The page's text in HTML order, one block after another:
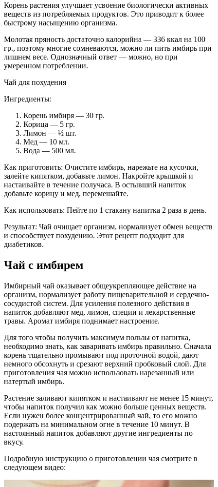
Корень растения улучшает усвоение биологически активных
веществ из потребляемых продуктов. Это приводит к более
быстрому насыщению организма.
Молотая пряность достаточно калорийна — 336 ккал на 100
гр., поэтому многие сомневаются, можно ли пить имбирь при
лишнем весе. Однозначный ответ — можно, но при
умеренном потреблении.
Чай для похудения
Ингредиенты:
Корень имбиря — 30 гр.
Корица — 5 гр.
Лимон — ½ шт.
Мед — 10 мл.
Вода — 500 мл.
Как приготовить: Очистите имбирь, нарежьте на кусочки,
залейте кипятком, добавьте лимон. Накройте крышкой и
настаивайте в течение получаса. В остывший напиток
добавьте корицу и мед, перемешайте.
Как использовать: Пейте по 1 стакану напитка 2 раза в день.
Результат: Чай очищает организм, нормализует обмен веществ
и способствует похудению. Этот рецепт подходит для
диабетиков.
Чай с имбирем
Имбирный чай оказывает общеукрепляющее действие на
организм, нормализует работу пищеварительной и сердечно-
сосудистой систем. Для усиления полезного действия в
напиток добавляют мед, лимон, специи и лекарственные
травы. Аромат имбиря поднимает настроение.
Для того чтобы получить максимум пользы от напитка,
необходимо знать, как заваривать имбирь правильно. Сначала
корень тщательно промывают под проточной водой, дают
немного обсохнуть и срезают верхний пробковый слой. Для
приготовления чая можно использовать нарезанный или
натертый имбирь.
Растение заливают кипятком и настаивают не менее 15 минут,
чтобы напиток получил как можно больше ценных веществ.
Если нужен более концентрированный чай, то его можно
подержать на минимальном огне в течение 10 минут. В
настоянный напиток добавляют другие ингредиенты по
вкусу.
Подробную инструкцию о приготовлении чая смотрите в
следующем видео: